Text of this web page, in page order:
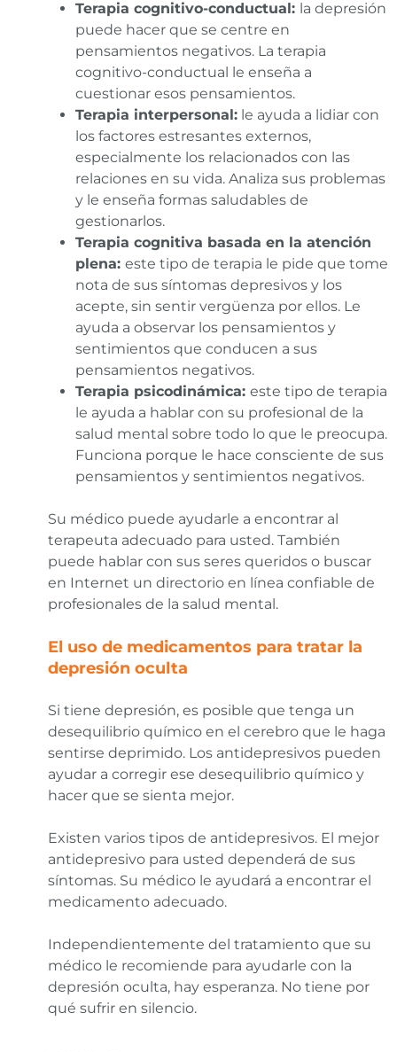
Terapia cognitivo-conductual: la depresión
puede hacer que se centre en
pensamientos negativos. La terapia
cognitivo-conductual le enseña a
cuestionar esos pensamientos.
Terapia interpersonal:le ayuda a lidiar con
los factores estresantes externos,
especialmente los relacionados con las
relaciones en su vida. Analiza sus problemas
y le enseña formas saludables de
gestionarlos.
Terapia cognitiva basada en la atención
plena: este tipo de terapia le pide que tome
nota de sus síntomas depresivos y los
acepte, sin sentir vergüenza por ellos. Le
ayuda a observar los pensamientos y
sentimientos que conducen a sus
pensamientos negativos.
Terapia psicodinámica: este tipo de terapia
le ayuda a hablar con su profesional de la
salud mental sobre todo lo que le preocupa.
Funciona porque le hace consciente de sus
pensamientos y sentimientos negativos.
Su médico puede ayudarle a encontrar al
terapeuta adecuado para usted. También
puede hablar con sus seres queridos o buscar
en Internet un directorio en línea confiable de
profesionales de la salud mental.
El uso de medicamentos para tratar la
depresión oculta
Si tiene depresión, es posible que tenga un
desequilibrio químico en el cerebro que le haga
sentirse deprimido. Los antidepresivos pueden
ayudar a corregir ese desequilibrio químico y
hacer que se sienta mejor.
Existen varios tipos de antidepresivos. El mejor
antidepresivo para usted dependerá de sus
síntomas. Su médico le ayudará a encontrar el
medicamento adecuado.
Independientemente del tratamiento que su
médico le recomiende para ayudarle con la
depresión oculta, hay esperanza. No tiene por
qué sufrir en silencio.